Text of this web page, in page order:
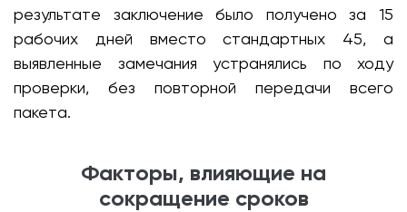
результате заключение было получено за 15
рабочих дней вместо стандартных 45, а
выявленные замечания устранялись по ходу
проверки, без повторной передачи всего
пакета.
Факторы, влияющие на
сокращение сроков